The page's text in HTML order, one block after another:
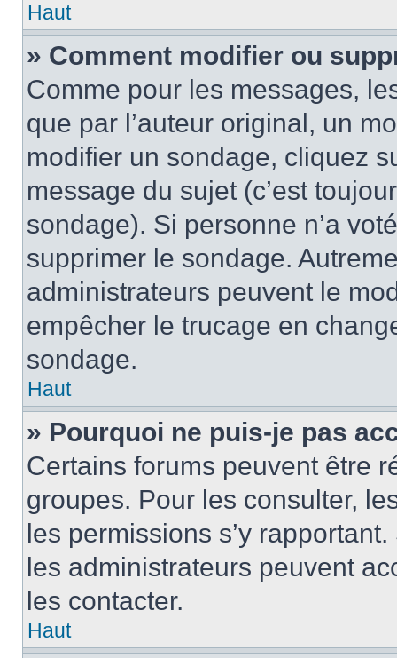
Haut
» Comment modifier ou
Comme pour les messages,
que par l’auteur original, un
modifier un sondage, cliquez
message du sujet (c’est
sondage). Si personne n’a
supprimer le sondage.
administrateurs peuvent le
empêcher le trucage en
sondage.
Haut
» Pourquoi ne puis-je pas
Certains forums peuvent être
groupes. Pour les consulter,
les permissions s’y
les administrateurs peuvent
les contacter.
Haut